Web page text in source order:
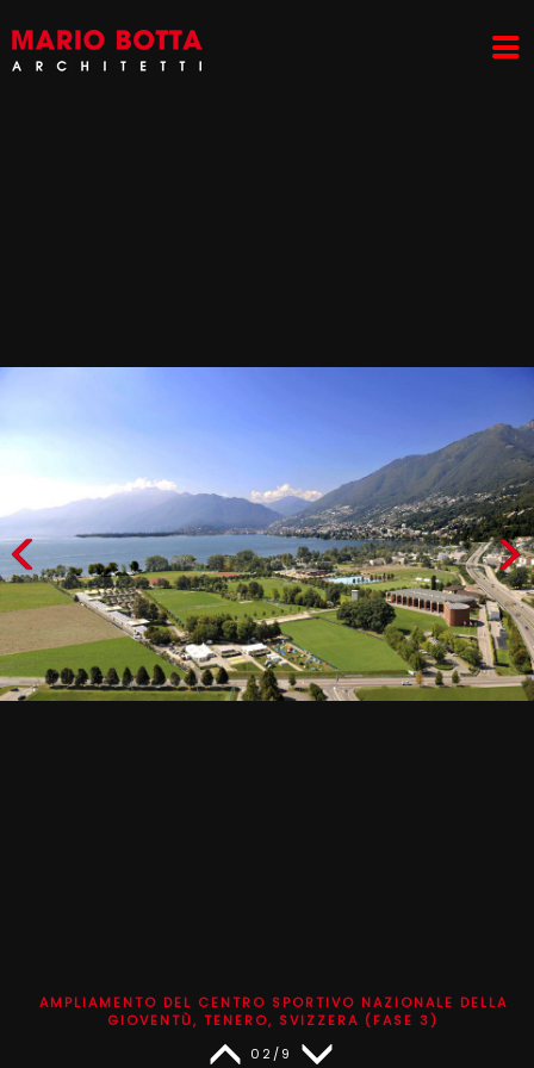
AMPLIAMENTO DEL CENTRO SPORTIVO NAZIONALE DELLA
GIOVENTÙ, TENERO, SVIZZERA (FASE 3)
02/9